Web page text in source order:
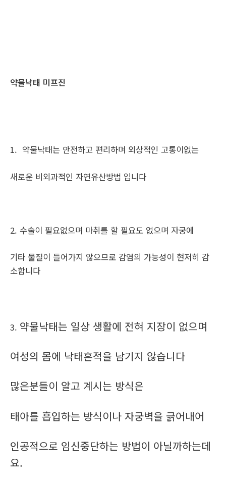
약물낙태 미프진
1. 약물낙태는 안전하고 편리하며 외상적인 고통이없는
새로운 비외과적인 자연유산방법 입니다
2. 수술이 필요없으며 마취를 할 필요도 없으며 자궁에
기타 물질이 들어가지 않으므로 감염의 가능성이 현저히 감
소합니다
3. 약물낙태는 일상 생활에 전혀 지장이 없으며
여성의 몸에 낙태흔적을 남기지 않습니다
많은분들이 알고 계시는 방식은
태아를 흡입하는 방식이나 자궁벽을 긁어내어
인공적으로 임신중단하는 방법이 아닐까하는데
요.